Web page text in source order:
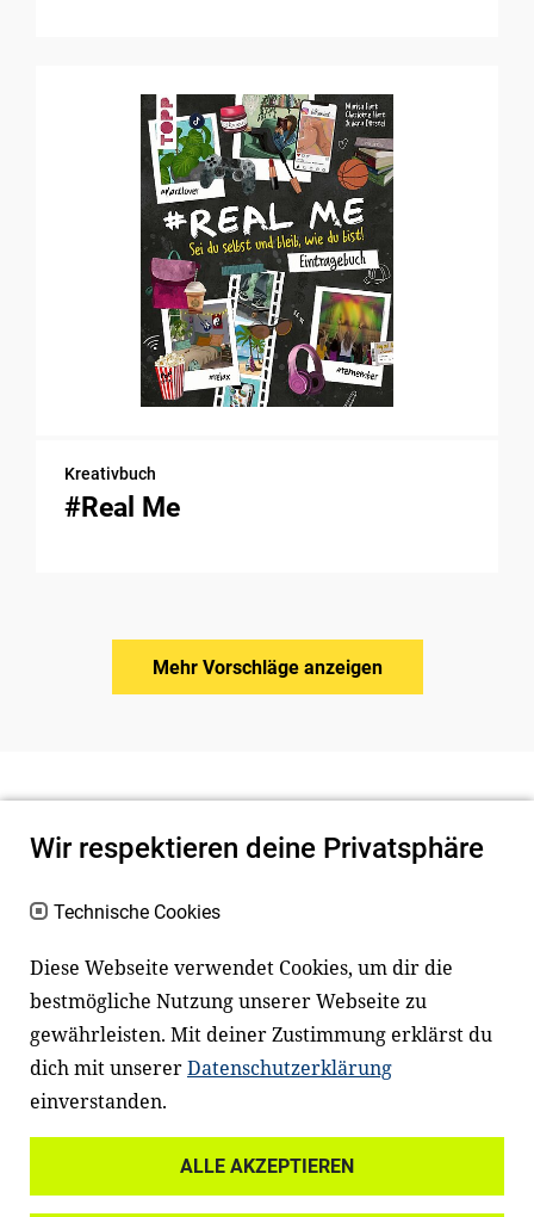
Kreativbuch
#Real Me
Mehr Vorschläge anzeigen
Newsletter
Facebook LinkedIn
Wir respektieren deine Privatsphäre
Technische Cookies
Diese Webseite verwendet Cookies, um dir die
bestmögliche Nutzung unserer Webseite zu
gewährleisten. Mit deiner Zustimmung erklärst du
dich mit unsererDatenschutzerklärung
einverstanden.
ALLE AKZEPTIEREN